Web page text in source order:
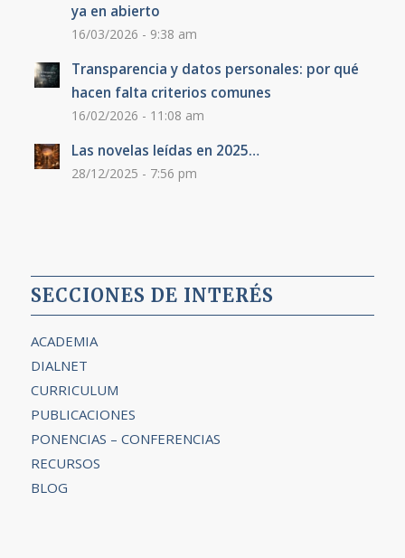
ya en abierto
16/03/2026 - 9:38 am
Transparencia y datos personales: por qué
hacen falta criterios comunes
16/02/2026 - 11:08 am
Las novelas leídas en 2025…
28/12/2025 - 7:56 pm
SECCIONES DE INTERÉS
ACADEMIA
DIALNET
CURRICULUM
PUBLICACIONES
PONENCIAS – CONFERENCIAS
RECURSOS
BLOG